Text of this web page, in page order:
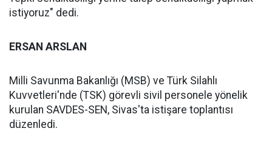
istiyoruz" dedi.
ERSAN ARSLAN
Milli Savunma Bakanlığı (MSB) ve Türk Silahlı
Kuvvetleri'nde (TSK) görevli sivil personele yönelik
kurulan SAVDES-SEN, Sivas'ta istişare toplantısı
düzenledi.